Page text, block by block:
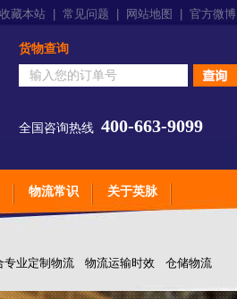
收藏本站 常见问题 网站地图 官方微博
货物查询
全国咨询热线 400-663-9099
物流常识 关于英脉
专业定制物流 物流运输时效 仓储物流